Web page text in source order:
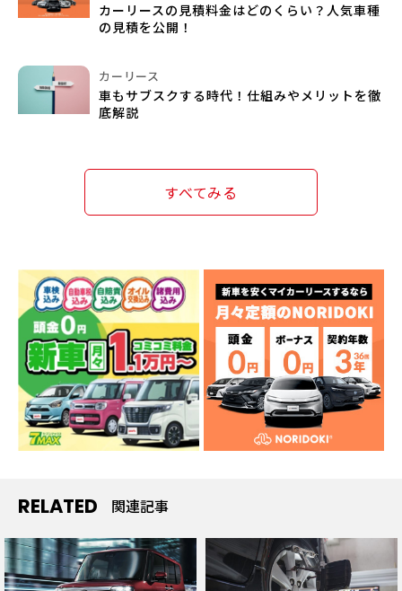
カーリースの見積料金はどのくらい？人気車種
の見積を公開！
カーリース
車もサブスクする時代！仕組みやメリットを徹
底解説
すべてみる
RELATED 関連記事